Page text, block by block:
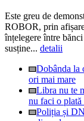
Este greu de
ROBOR, prin
înțelegere între
susține... detalii
Dobânda la
ori mai mare
Libra nu te
nu faci o plată
Poliția și